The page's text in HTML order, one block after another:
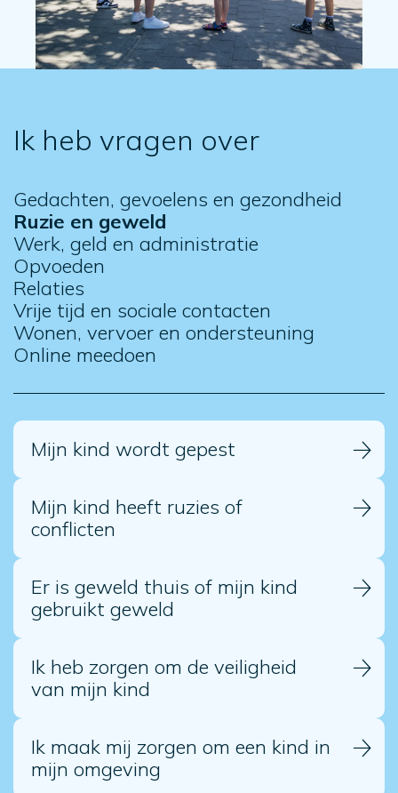
Ik heb vragen over
Gedachten, gevoelens en gezondheid
Ruzie en geweld
Werk, geld en administratie
Opvoeden
Relaties
Vrije tijd en sociale contacten
Wonen, vervoer en ondersteuning
Online meedoen
Mijn kind wordt gepest
Mijn kind heeft ruzies of
conflicten
Er is geweld thuis of mijn kind
gebruikt geweld
Ik heb zorgen om de veiligheid
van mijn kind
Ik maak mij zorgen om een kind in
mijn omgeving